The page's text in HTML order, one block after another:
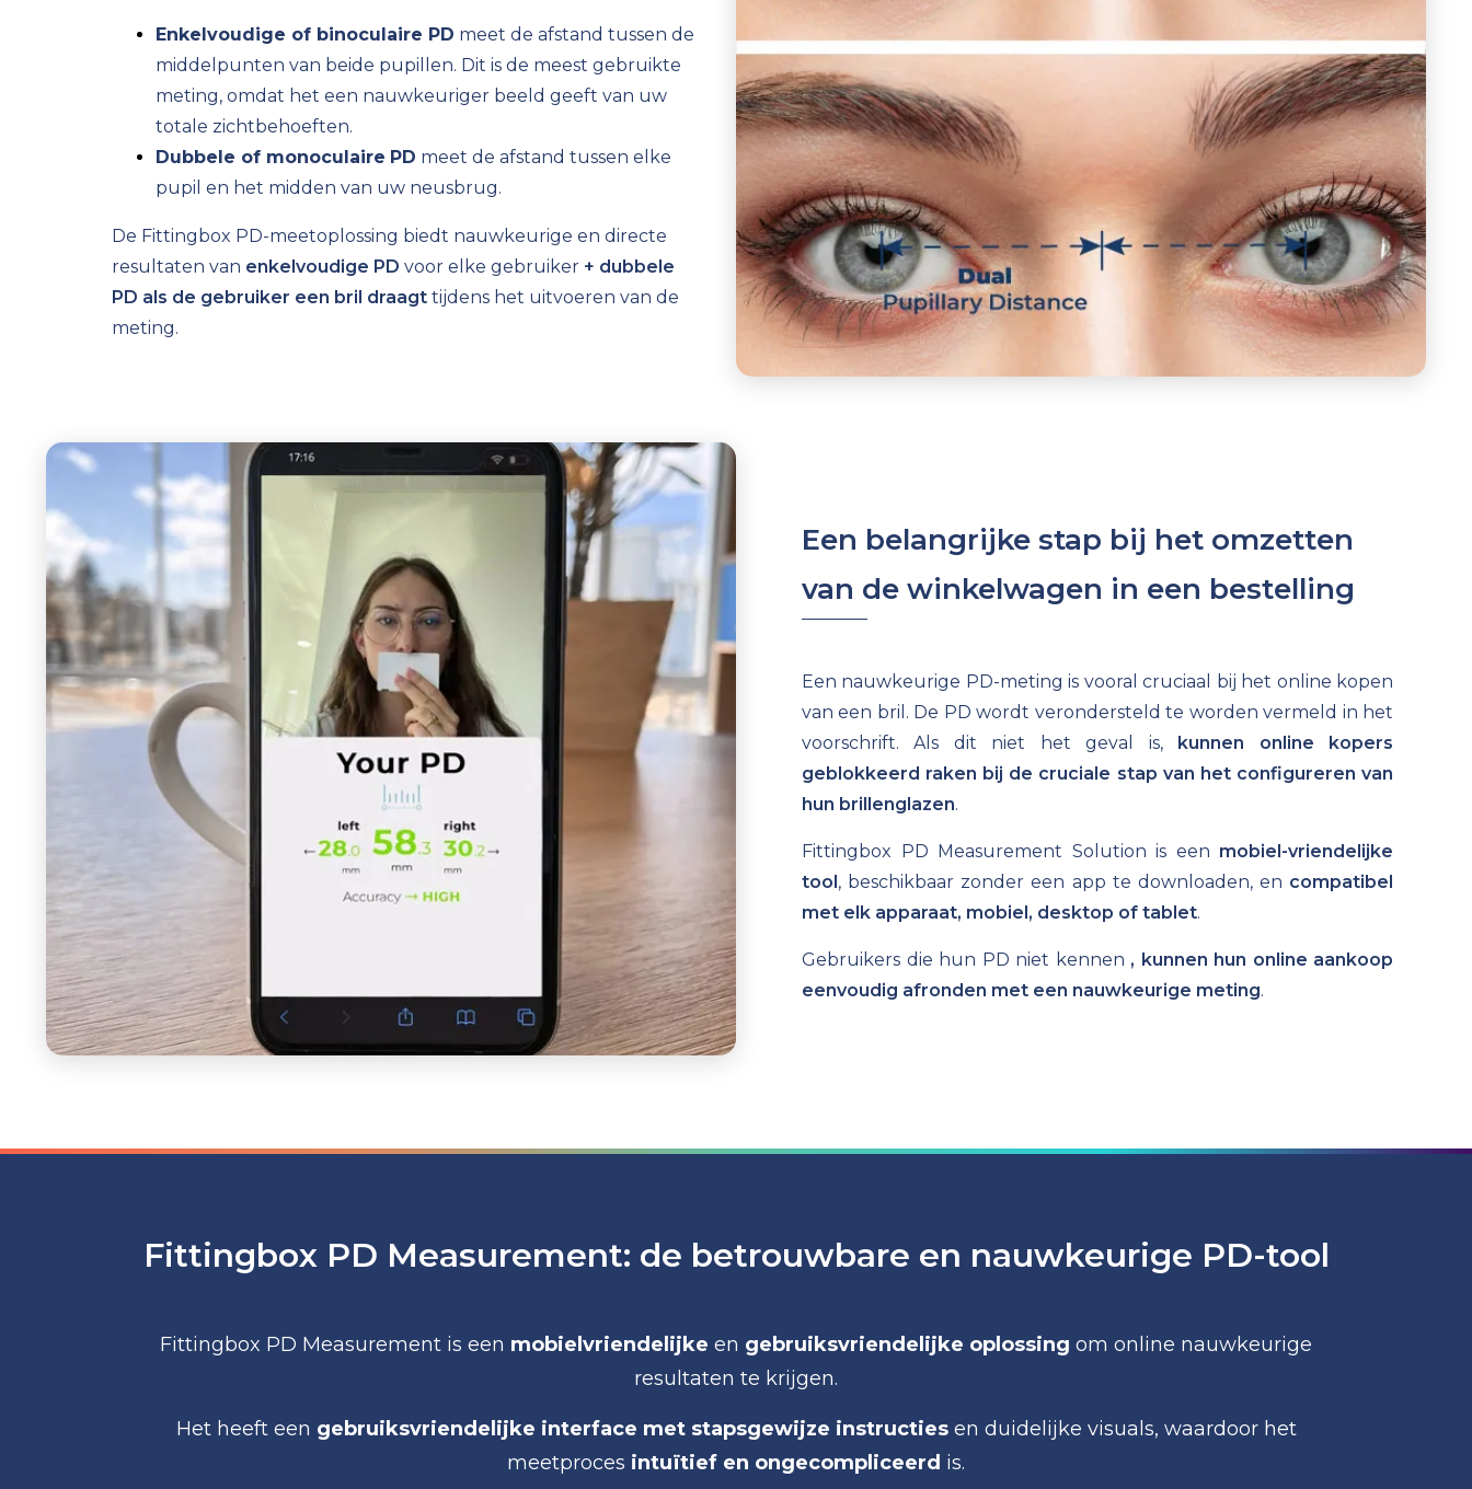
Enkelvoudige of binoculaire PD meet de afstand tussen de
middelpunten van beide pupillen. Dit is de meest gebruikte
meting, omdat het een nauwkeuriger beeld geeft van uw
totale zichtbehoeften.
Dubbele of monoculaire PD meet de afstand tussen elke
pupil en het midden van uw neusbrug.
De Fittingbox PD-meetoplossing biedt nauwkeurige en directe
resultaten van enkelvoudige PD voor elke gebruiker + dubbele
PD als de gebruiker een bril draagt tijdens het uitvoeren van de
meting.
Een belangrijke stap bij het omzetten
van de winkelwagen in een bestelling
Een nauwkeurige PD-meting is vooral cruciaal bij het online kopen
van een bril. De PD wordt verondersteld te worden vermeld in het
voorschrift. Als dit niet het geval is, kunnen online kopers
geblokkeerd raken bij de cruciale stap van het configureren van
hun brillenglazen.
Fittingbox PD Measurement Solution is een mobiel-vriendelijke
tool, beschikbaar zonder een app te downloaden, en compatibel
met elk apparaat, mobiel, desktop of tablet.
Gebruikers die hun PD niet kennen , kunnen hun online aankoop
eenvoudig afronden met een nauwkeurige meting.
Fittingbox PD Measurement: de betrouwbare en nauwkeurige PD-tool
Fittingbox PD Measurement is een mobielvriendelijke en gebruiksvriendelijke oplossing om online nauwkeurige
resultaten te krijgen.
Het heeft een gebruiksvriendelijke interface met stapsgewijze instructiesen duidelijke visuals, waardoor het
meetproces intuïtief en ongecompliceerd is.